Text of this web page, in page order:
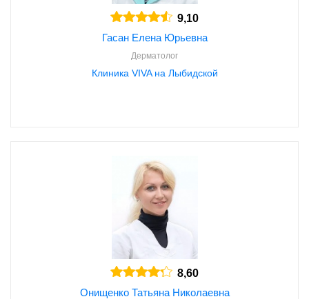
9,10
Гасан Елена Юрьевна
Дерматолог
Клиника VIVA на Лыбидской
8,60
Онищенко Татьяна Николаевна